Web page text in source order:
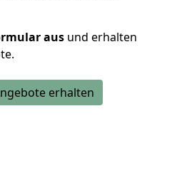
aus und erhalten
erhalten